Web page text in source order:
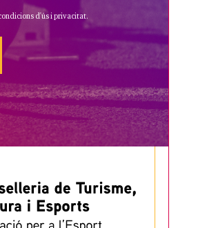
realitzades per
per a que després
del curtmetratge, el
treballar amb
febrer, crearem una
socials i utilitzant
anirem
d'ús i privacitat.